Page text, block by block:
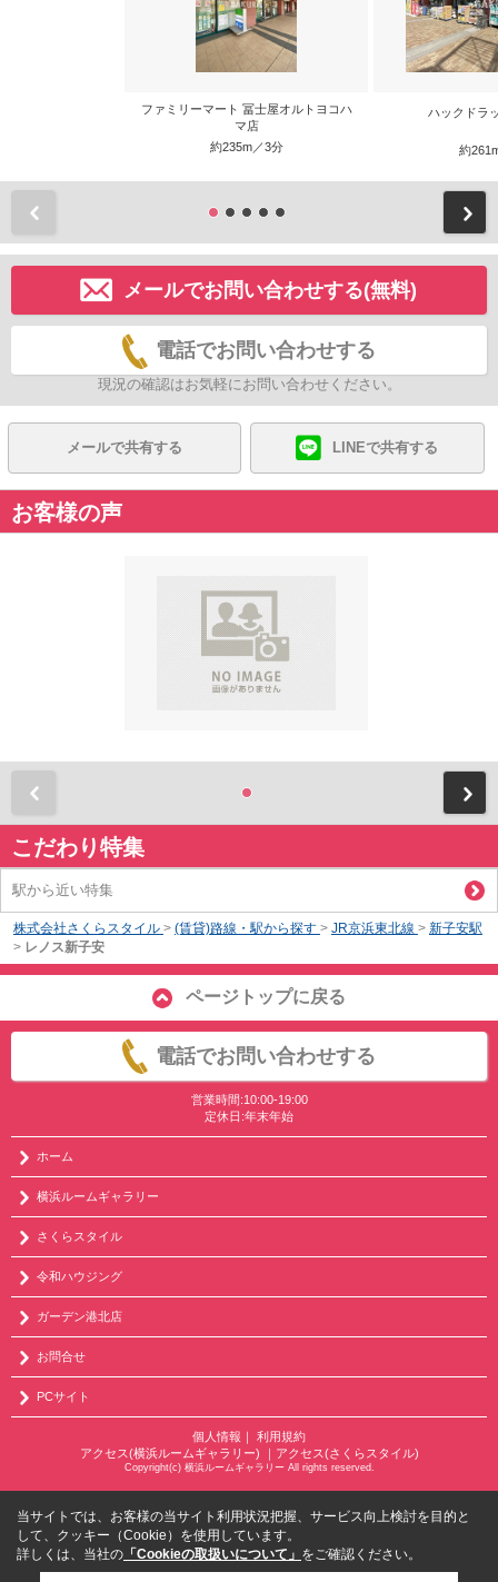
ファミリーマート 冨士屋オルトヨコハ
マ店
約235m／3分
ハックドラ
約
メールでお問い合わせする(無料)
電話でお問い合わせする
現況の確認はお気軽にお問い合わせください。
メールで共有する LINEで共有する
お客様の声
こだわり特集
駅から近い特集
株式会社さくらスタイル > (賃貸)路線・駅から探す > JR京浜東北線 > 新子安駅
> レノス新子安
ページトップに戻る
電話でお問い合わせする
営業時間:10:00-19:00
定休日:年末年始
ホーム
横浜ルームギャラリー
さくらスタイル
令和ハウジング
ガーデン港北店
お問合せ
PCサイト
個人情報
利用規約
アクセス(横浜ルームギャラリー)
アクセス(さくらスタイル)
Copyright(c) 横浜ルームギャラリー All rights reserved.
当サイトでは、お客様の当サイト利用状況把握、サービス向上検討を目的と
して、クッキー（Cookie）を使用しています。
詳しくは、当社の 「Cookieの取扱いについて」 をご確認ください。